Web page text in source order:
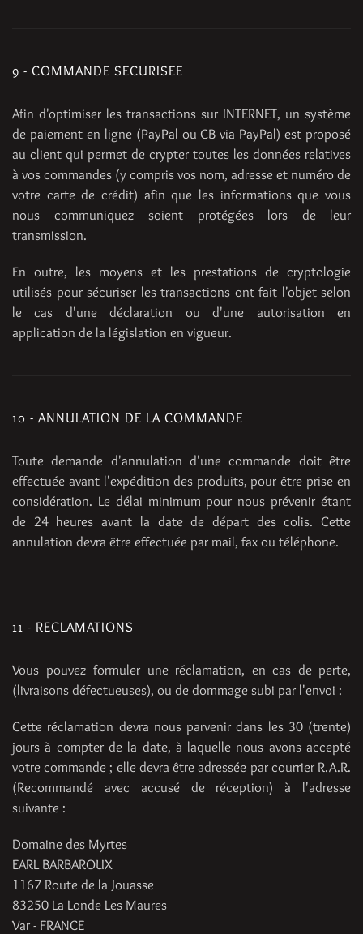
9 - COMMANDE SECURISEE
Afin d'optimiser les transactions sur INTERNET, un système
de paiement en ligne (PayPal ou CB via PayPal) est proposé
au client qui permet de crypter toutes les données relatives
à vos commandes (y compris vos nom, adresse et numéro de
votre carte de crédit) afin que les informations que vous
nous communiquez soient protégées lors de leur
transmission.
En outre, les moyens et les prestations de cryptologie
utilisés pour sécuriser les transactions ont fait l'objet selon
le cas d'une déclaration ou d'une autorisation en
application de la législation en vigueur.
10 - ANNULATION DE LA COMMANDE
Toute demande d'annulation d'une commande doit être
effectuée avant l'expédition des produits, pour être prise en
considération. Le délai minimum pour nous prévenir étant
de 24 heures avant la date de départ des colis. Cette
annulation devra être effectuée par mail, fax ou téléphone.
11 - RECLAMATIONS
Vous pouvez formuler une réclamation, en cas de perte,
(livraisons défectueuses), ou de dommage subi par l'envoi :
Cette réclamation devra nous parvenir dans les 30 (trente)
jours à compter de la date, à laquelle nous avons accepté
votre commande ; elle devra être adressée par courrier R.A.R.
(Recommandé avec accusé de réception) à l'adresse
suivante :
Domaine des Myrtes
EARL BARBAROUX
1167 Route de la Jouasse
83250 La Londe Les Maures
Var - FRANCE